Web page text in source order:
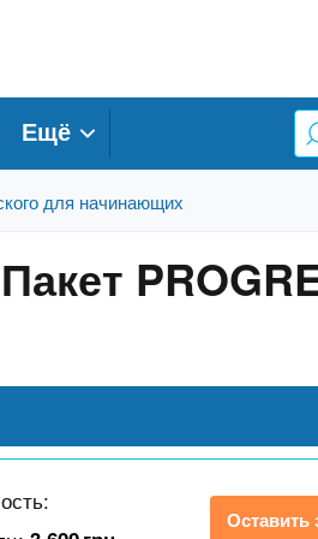
Ещё
для начинающих
Оставить